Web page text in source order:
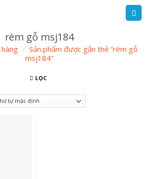
rèm gỗ msj184
/ Sản phẩm được gắn thẻ “rèm gỗ
msj184”
LỌC